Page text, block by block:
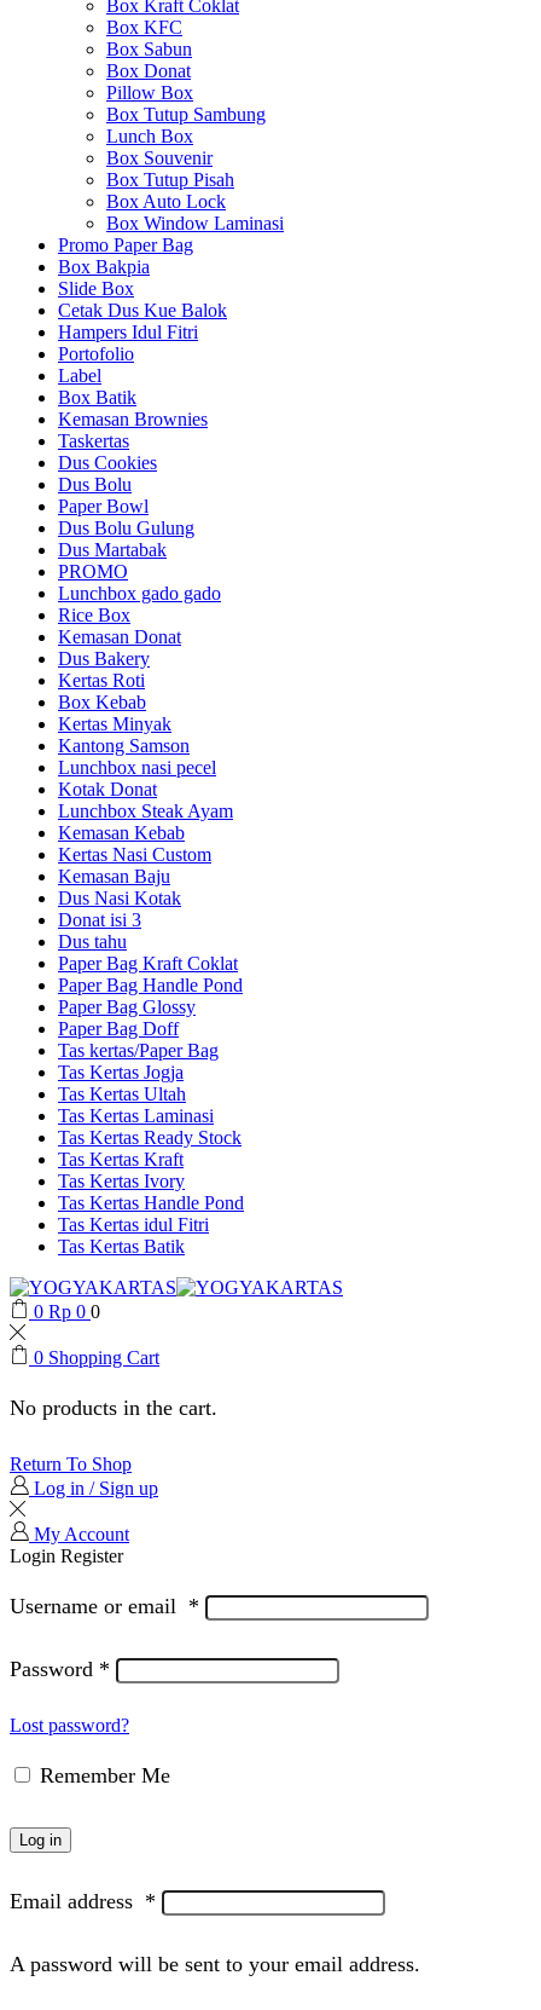
Box Kraft Coklat
Box KFC
Box Sabun
Box Donat
Pillow Box
Box Tutup Sambung
Lunch Box
Box Souvenir
Box Tutup Pisah
Box Auto Lock
Box Window Laminasi
Promo Paper Bag
Box Bakpia
Slide Box
Cetak Dus Kue Balok
Hampers Idul Fitri
Portofolio
Label
Box Batik
Kemasan Brownies
Taskertas
Dus Cookies
Dus Bolu
Paper Bowl
Dus Bolu Gulung
Dus Martabak
PROMO
Lunchbox gado gado
Rice Box
Kemasan Donat
Dus Bakery
Kertas Roti
Box Kebab
Kertas Minyak
Kantong Samson
Lunchbox nasi pecel
Kotak Donat
Lunchbox Steak Ayam
Kemasan Kebab
Kertas Nasi Custom
Kemasan Baju
Dus Nasi Kotak
Donat isi 3
Dus tahu
Paper Bag Kraft Coklat
Paper Bag Handle Pond
Paper Bag Glossy
Paper Bag Doff
Tas kertas/Paper Bag
Tas Kertas Jogja
Tas Kertas Ultah
Tas Kertas Laminasi
Tas Kertas Ready Stock
Tas Kertas Kraft
Tas Kertas Ivory
Tas Kertas Handle Pond
Tas Kertas idul Fitri
Tas Kertas Batik
0 Rp 0 0
0 Shopping Cart
No products in the cart.
Return To Shop
Log in / Sign up
My Account
Login Register
Username or email *
Password *
Lost password?
Remember Me
Log in
Email address *
A password will be sent to your email address.